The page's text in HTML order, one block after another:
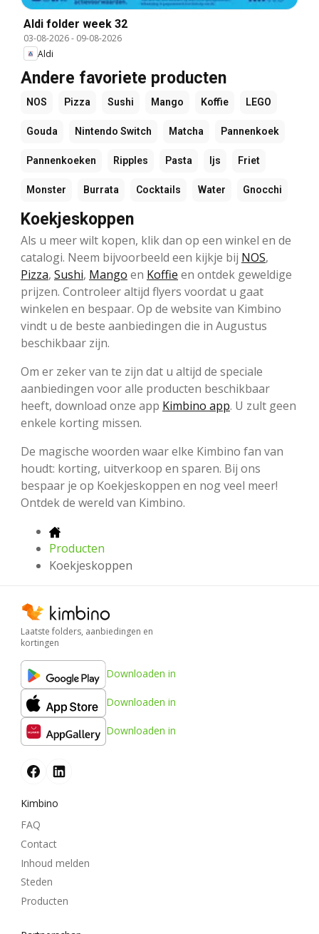
Aldi folder week 32
03-08-2026- 09-08-2026
Aldi
Andere favoriete producten
NOS Pizza Sushi Mango Koffie LEGO
Gouda Nintendo Switch Matcha Pannenkoek
Pannenkoeken Ripples Pasta Ijs Friet
Monster Burrata Cocktails Water Gnocchi
Koekjeskoppen
Als u meer wilt kopen, klik dan op een winkel en de
catalogi. Neem bijvoorbeeld een kijkje bij NOS,
Pizza, Sushi, Mango en Koffie en ontdek geweldige
prijzen. Controleer altijd flyers voordat u gaat
winkelen en bespaar. Op de website van Kimbino
vindt u de beste aanbiedingen die in Augustus
beschikbaar zijn.
Om er zeker van te zijn dat u altijd de speciale
aanbiedingen voor alle producten beschikbaar
heeft, download onze app Kimbino app. U zult geen
enkele korting missen.
De magische woorden waar elke Kimbino fan van
houdt: korting, uitverkoop en sparen. Bij ons
bespaar je op Koekjeskoppen en nog veel meer!
Ontdek de wereld van Kimbino.
Producten
Koekjeskoppen
Laatste folders, aanbiedingen en
kortingen
Downloaden in
Downloaden in
Downloaden in
Kimbino
FAQ
Contact
Inhoud melden
Steden
Producten